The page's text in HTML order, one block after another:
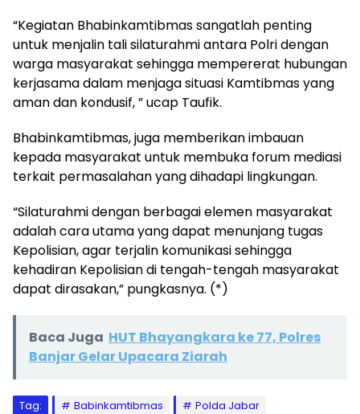
“Kegiatan Bhabinkamtibmas sangatlah penting
untuk menjalin tali silaturahmi antara Polri dengan
warga masyarakat sehingga mempererat hubungan
kerjasama dalam menjaga situasi Kamtibmas yang
aman dan kondusif, ” ucap Taufik.
Bhabinkamtibmas, juga memberikan imbauan
kepada masyarakat untuk membuka forum mediasi
terkait permasalahan yang dihadapi lingkungan.
“Silaturahmi dengan berbagai elemen masyarakat
adalah cara utama yang dapat menunjang tugas
Kepolisian, agar terjalin komunikasi sehingga
kehadiran Kepolisian di tengah-tengah masyarakat
dapat dirasakan,” pungkasnya. (*)
Baca Juga HUT Bhayangkara ke 77, Polres
Banjar Gelar Upacara Ziarah
Tag: Babinkamtibmas
Polda Jabar